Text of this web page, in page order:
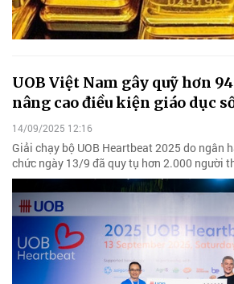
UOB Việt Nam gây quỹ hơn
nâng cao điều kiện giáo dục
14/09/2025 12:16
Giải chạy bộ UOB Heartbeat 2025 do ngân
chức ngày 13/9 đã quy tụ hơn 2.000 người